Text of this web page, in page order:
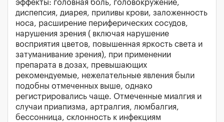
эффекты: головная боль, головокружение,
диспепсия, диарея, приливы крови, заложенность
носа, расширение периферических сосудов,
нарушения зрения ( включая нарушение
восприятия цветов, повышенная яркость света и
затуманивание зрения), при применении
препарата в дозах, превышающих
рекомендуемые, нежелательные явления были
подобны отмеченных выше, однако
регистрировались чаще. Отмеченные миалгия и
случаи приапизма, артралгия, люмбалгия,
бессонница, склонность к инфекциям